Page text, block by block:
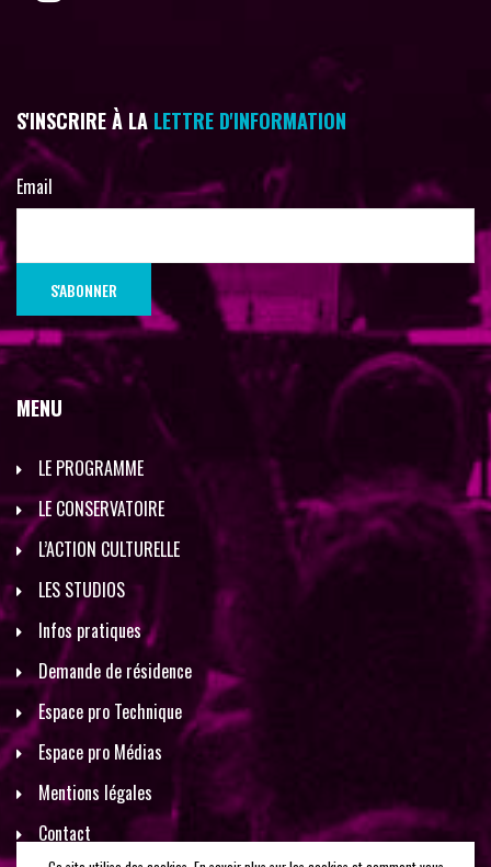
S'INSCRIRE À LA LETTRE D'INFORMATION
Email
MENU
LE PROGRAMME
LE CONSERVATOIRE
L’ACTION CULTURELLE
LES STUDIOS
Infos pratiques
Demande de résidence
Espace pro Technique
Espace pro Médias
Mentions légales
Contact